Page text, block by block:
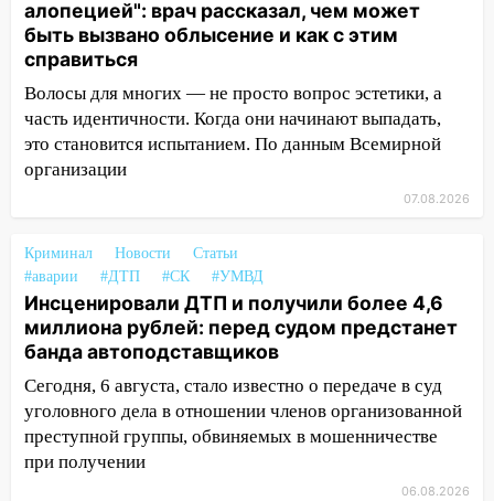
справиться
03:30 Гороскоп на 7 августа: пятница
принесет прилив творческой энергии и
отличные шансы исправить старые
ошибки
Прогноз погоды на 7 августа в
20:04
Ульяновцев приглашают на забег,
посвящённый Дню воздушного флота
России
19:12 В Ульяновской области
руководителя частной компании
наказали за сокрытие прошлого своего
сотрудник
18:02
алопецией": врач рассказал, чем может
быть вызвано облысение и как с этим
справиться
Волосы для многих — не просто вопрос эстетики, а
часть идентичности. Когда они начинают выпадать,
это становится испытанием. По данным Всемирной
организации
07.08.2026
Криминал Новости
Статьи
#аварии
#ДТП #СК #УМВД
Инсценировали ДТП и получили более 4,6
миллиона рублей: перед судом предстанет
банда автоподставщиков
Сегодня, 6 августа, стало известно о передаче в суд
уголовного дела в отношении членов организованной
преступной группы, обвиняемых в мошенничестве
при получении
06.08.2026